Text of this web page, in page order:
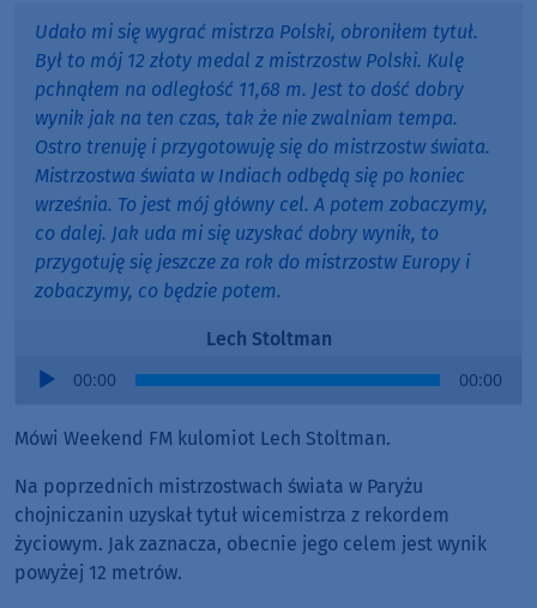
Udało mi się wygrać mistrza Polski, obroniłem tytuł.
Był to mój 12 złoty medal z mistrzostw Polski. Kulę
pchnąłem na odległość 11,68 m. Jest to dość dobry
wynik jak na ten czas, tak że nie zwalniam tempa.
Ostro trenuję i przygotowuję się do mistrzostw świata.
Mistrzostwa świata w Indiach odbędą się po koniec
września. To jest mój główny cel. A potem zobaczymy,
co dalej. Jak uda mi się uzyskać dobry wynik, to
przygotuję się jeszcze za rok do mistrzostw Europy i
zobaczymy, co będzie potem.
Lech Stoltman
Audio
00:00 00:00
Mówi Weekend FM kulomiot Lech Stoltman.
Na poprzednich mistrzostwach świata w Paryżu
chojniczanin uzyskał tytuł wicemistrza z rekordem
życiowym. Jak zaznacza, obecnie jego celem jest wynik
powyżej 12 metrów.